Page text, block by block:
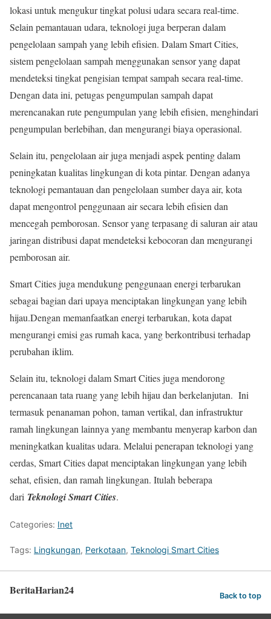
lokasi untuk mengukur tingkat polusi udara secara real-time.
Selain pemantauan udara, teknologi juga berperan dalam
pengelolaan sampah yang lebih efisien. Dalam Smart Cities,
sistem pengelolaan sampah menggunakan sensor yang dapat
mendeteksi tingkat pengisian tempat sampah secara real-time.
Dengan data ini, petugas pengumpulan sampah dapat
merencanakan rute pengumpulan yang lebih efisien, menghindari
pengumpulan berlebihan, dan mengurangi biaya operasional.
Selain itu, pengelolaan air juga menjadi aspek penting dalam
peningkatan kualitas lingkungan di kota pintar. Dengan adanya
teknologi pemantauan dan pengelolaan sumber daya air, kota
dapat mengontrol penggunaan air secara lebih efisien dan
mencegah pemborosan. Sensor yang terpasang di saluran air atau
jaringan distribusi dapat mendeteksi kebocoran dan mengurangi
pemborosan air.
Smart Cities juga mendukung penggunaan energi terbarukan
sebagai bagian dari upaya menciptakan lingkungan yang lebih
hijau.Dengan memanfaatkan energi terbarukan, kota dapat
mengurangi emisi gas rumah kaca, yang berkontribusi terhadap
perubahan iklim.
Selain itu, teknologi dalam Smart Cities juga mendorong
perencanaan tata ruang yang lebih hijau dan berkelanjutan. Ini
termasuk penanaman pohon, taman vertikal, dan infrastruktur
ramah lingkungan lainnya yang membantu menyerap karbon dan
meningkatkan kualitas udara. Melalui penerapan teknologi yang
cerdas, Smart Cities dapat menciptakan lingkungan yang lebih
sehat, efisien, dan ramah lingkungan. Itulah beberapa
dari Teknologi Smart Cities.
Categories: Inet
Tags: Lingkungan, Perkotaan, Teknologi Smart Cities
BeritaHarian24 Back to top